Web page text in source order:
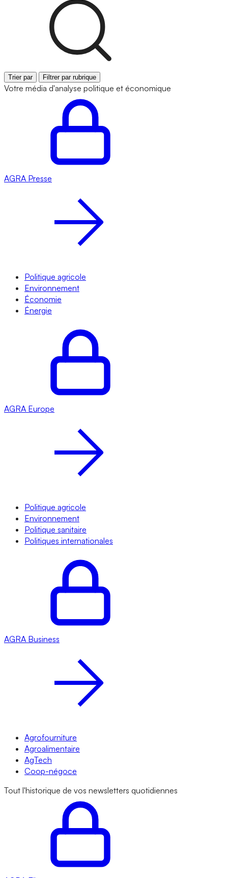
Trier par Filtrer par rubrique
Votre média d'analyse politique et économique
AGRA Presse
Politique agricole
Environnement
Économie
Énergie
AGRA Europe
Politique agricole
Environnement
Politique sanitaire
Politiques internationales
AGRA Business
Agrofourniture
Agroalimentaire
AgTech
Coop-négoce
Tout l'historique de vos newsletters quotidiennes